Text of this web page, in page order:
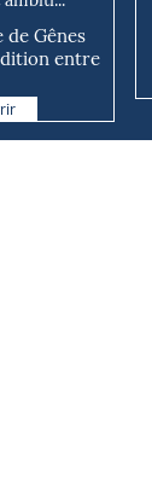
Gênes
entre